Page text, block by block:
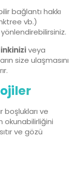
bağlantı hakkı
vb.)
veya
size ulaşmasını
boşlukları ve
okunabilirliğini
ve gözü